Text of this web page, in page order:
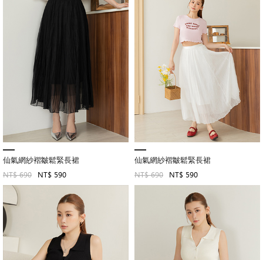
仙氣網紗褶皺鬆緊長裙
NT$ 690 NT$ 590
仙氣網紗褶皺鬆緊長裙
NT$ 690 NT$ 590